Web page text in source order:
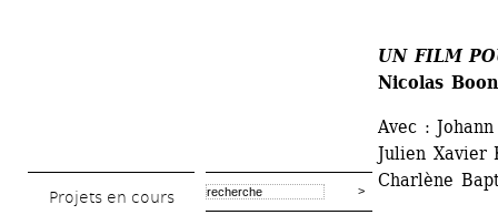
Projets en cours
UN FILM
Nicolas
Avec :
Julien Xavier
Charlène